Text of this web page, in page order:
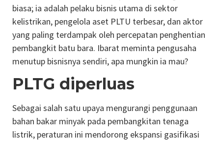
biasa; ia adalah pelaku bisnis utama di sektor
kelistrikan, pengelola aset PLTU terbesar, dan aktor
yang paling terdampak oleh percepatan penghentian
pembangkit batu bara. Ibarat meminta pengusaha
menutup bisnisnya sendiri, apa mungkin ia mau?
PLTG diperluas
Sebagai salah satu upaya mengurangi penggunaan
bahan bakar minyak pada pembangkitan tenaga
listrik, peraturan ini mendorong ekspansi gasifikasi